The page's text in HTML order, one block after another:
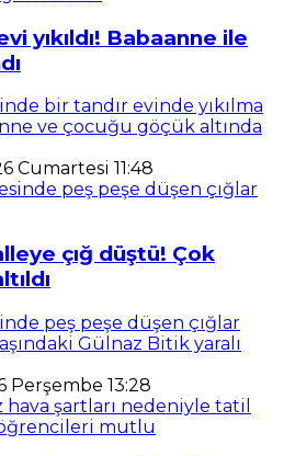
yıkıldı! Babaanne ile
bir tandır evinde yıkılma
ve çocuğu göçük altında
Cumartesi 11:48
çığ düştü! Çok
peş peşe düşen çığlar
Gülnaz Bitik yaralı
Perşembe 13:28